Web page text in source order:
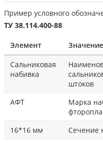
Пример условного
ТУ 38.114.400-88
Элемент
Значение
Сальниковая
набивка
штоков
АФТ
Марка
16*16 мм
Сечение